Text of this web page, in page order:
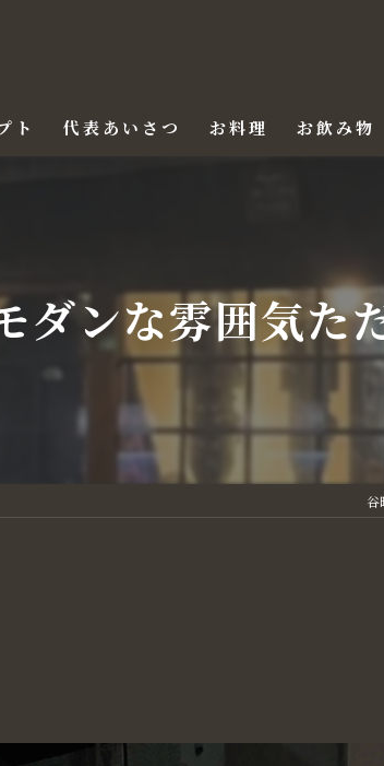
ト 代表あいさつ お料理 お飲み物
ダンな雰囲気た
谷